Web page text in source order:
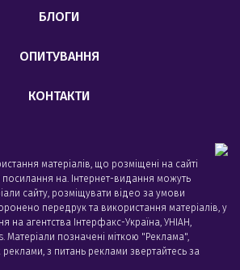
БЛОГИ
ОПИТУВАННЯ
КОНТАКТИ
матеріалів, що розміщені на сайті
на. Інтернет-видання можуть
сайту, розміщувати відео за умови
передрук та використання матеріалів, у
на агентства Iнтерфакс-Україна, УНIАН,
Матеріали позначені міткою "Реклама",
реклами, з питань реклами звертайтесь за